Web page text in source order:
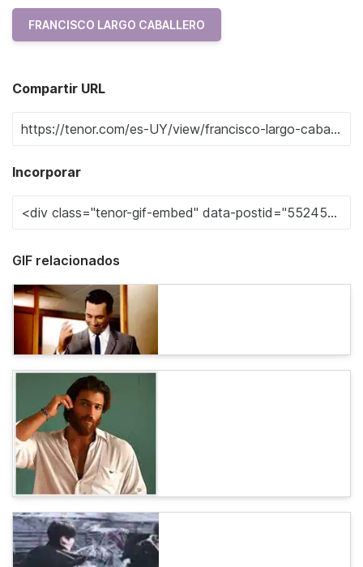
FRANCISCO LARGO CABALLERO
Compartir URL
Incorporar
GIF relacionados